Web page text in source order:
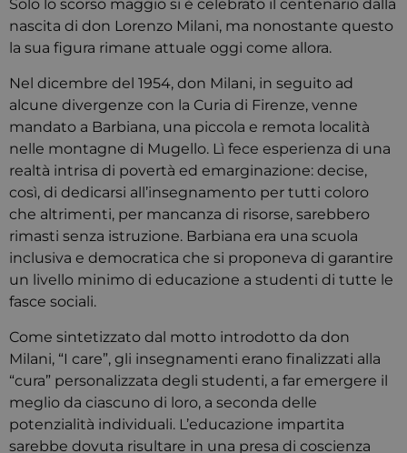
Solo lo scorso maggio si è celebrato il centenario dalla
nascita di don Lorenzo Milani, ma nonostante questo
la sua figura rimane attuale oggi come allora.
Nel dicembre del 1954, don Milani, in seguito ad
alcune divergenze con la Curia di Firenze, venne
mandato a Barbiana, una piccola e remota località
nelle montagne di Mugello. Lì fece esperienza di una
realtà intrisa di povertà ed emarginazione: decise,
così, di dedicarsi all’insegnamento per tutti coloro
che altrimenti, per mancanza di risorse, sarebbero
rimasti senza istruzione. Barbiana era una scuola
inclusiva e democratica che si proponeva di garantire
un livello minimo di educazione a studenti di tutte le
fasce sociali.
Come sintetizzato dal motto introdotto da don
Milani, “I care”, gli insegnamenti erano finalizzati alla
“cura” personalizzata degli studenti, a far emergere il
meglio da ciascuno di loro, a seconda delle
potenzialità individuali. L’educazione impartita
sarebbe dovuta risultare in una presa di coscienza